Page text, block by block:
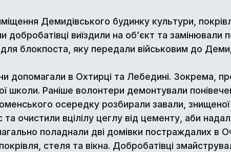
Демидівського будинку культури,
виїздили на об’єкт та замінювали
блокпоста, яку передали військовим до
допомагали в Охтирці та Лебедині. Зокрема,
школи. Раніше волонтери демонтували
осередку розбирали завали,
очистили вцілілу цеглу від цементу, аби
поладнали дві домівки постраждалих в
стеля та вікна. Добробатівці